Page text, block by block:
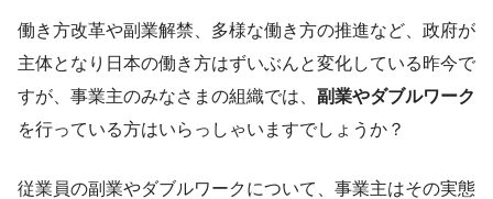
働き方改革や副業解禁、多様な働き方の推進など、政府が
主体となり日本の働き方はずいぶんと変化している昨今で
すが、事業主のみなさまの組織では、 副業やダブルワーク
を行っている方はいらっしゃいますでしょうか？
従業員の副業やダブルワークについて、事業主はその実態